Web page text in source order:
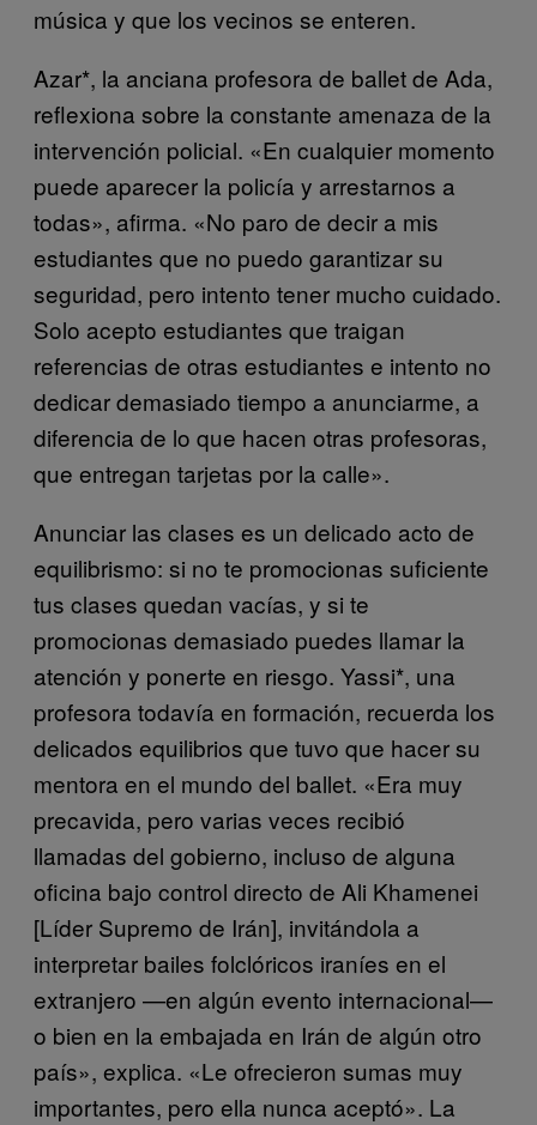
música y que los vecinos se enteren.
Azar*, la anciana profesora de ballet de Ada,
reflexiona sobre la constante amenaza de la
intervención policial. «En cualquier momento
puede aparecer la policía y arrestarnos a
todas», afirma. «No paro de decir a mis
estudiantes que no puedo garantizar su
seguridad, pero intento tener mucho cuidado.
Solo acepto estudiantes que traigan
referencias de otras estudiantes e intento no
dedicar demasiado tiempo a anunciarme, a
diferencia de lo que hacen otras profesoras,
que entregan tarjetas por la calle».
Anunciar las clases es un delicado acto de
equilibrismo: si no te promocionas suficiente
tus clases quedan vacías, y si te
promocionas demasiado puedes llamar la
atención y ponerte en riesgo. Yassi*, una
profesora todavía en formación, recuerda los
delicados equilibrios que tuvo que hacer su
mentora en el mundo del ballet. «Era muy
precavida, pero varias veces recibió
llamadas del gobierno, incluso de alguna
oficina bajo control directo de Ali Khamenei
[Líder Supremo de Irán], invitándola a
interpretar bailes folclóricos iraníes en el
extranjero —en algún evento internacional—
o bien en la embajada en Irán de algún otro
país», explica. «Le ofrecieron sumas muy
importantes, pero ella nunca aceptó». La